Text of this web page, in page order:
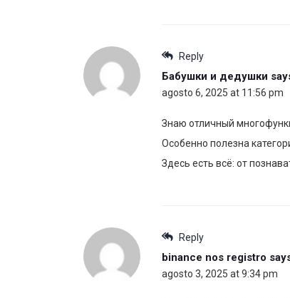
Reply
Бабушки и дедушки
agosto 6, 2025 at 11:56 pm
Знаю отличный
Особенно полезна
Здесь есть всё: от
Reply
binance nos registro
agosto 3, 2025 at 9:34 pm